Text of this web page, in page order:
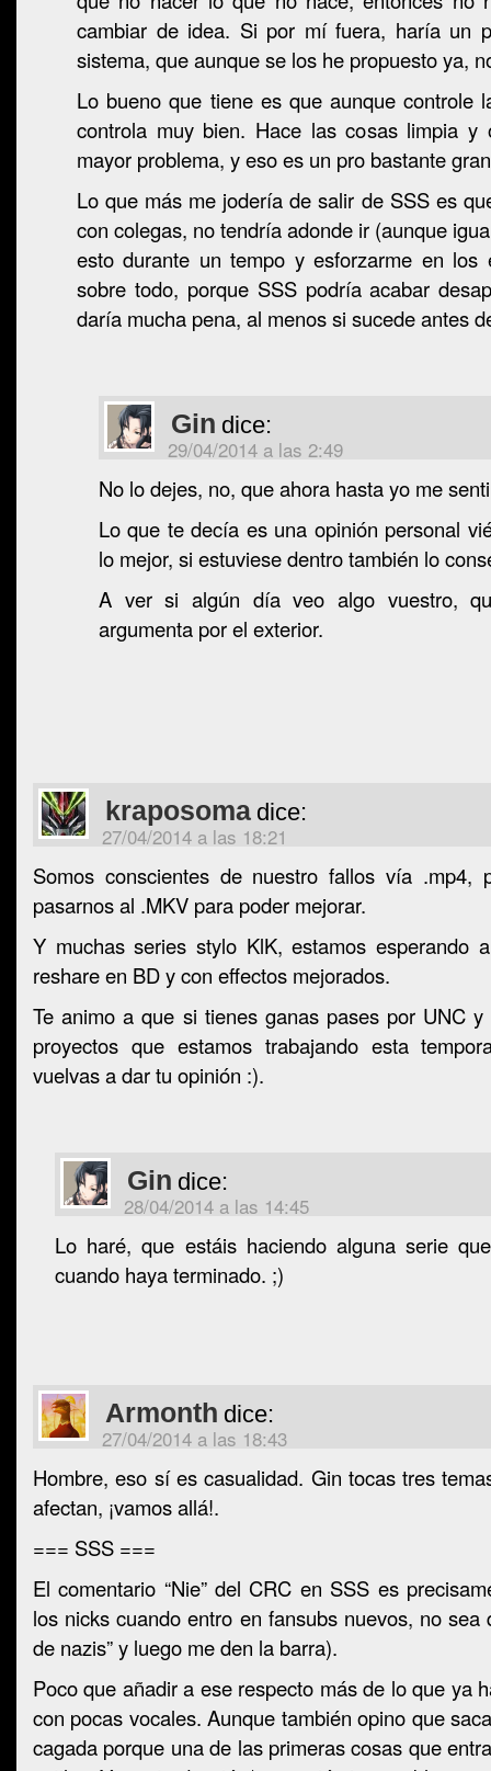
cambiar de idea. Si por mí fuera, haría un
sistema, que aunque se los he propuesto ya,
Lo bueno que tiene es que aunque controle
controla muy bien. Hace las cosas limpia y
mayor problema, y eso es un pro bastante
Lo que más me jodería de salir de SSS es
con colegas, no tendría adonde ir (aunque
esto durante un tempo y esforzarme en los
sobre todo, porque SSS podría acabar
daría mucha pena, al menos si sucede antes
Gin dice:
29/04/2014 a las 2:49
No lo dejes, no, que ahora hasta yo me
Lo que te decía es una opinión personal
lo mejor, si estuviese dentro también lo
A ver si algún día veo algo vuestro,
argumenta por el exterior.
kraposoma dice:
27/04/2014 a las 18:21
Somos conscientes de nuestro fallos vía .mp4,
pasarnos al .MKV para poder mejorar.
Y muchas series stylo KlK, estamos esperando
reshare en BD y con effectos mejorados.
Te animo a que si tienes ganas pases por UNC
proyectos que estamos trabajando esta
vuelvas a dar tu opinión :).
Gin dice:
28/04/2014 a las 14:45
Lo haré, que estáis haciendo alguna serie
cuando haya terminado. ;)
Armonth dice:
27/04/2014 a las 18:43
Hombre, eso sí es casualidad. Gin tocas tres
afectan, ¡vamos allá!.
=== SSS ===
El comentario “Nie” del CRC en SSS es
los nicks cuando entro en fansubs nuevos, no sea
de nazis” y luego me den la barra).
Poco que añadir a ese respecto más de lo que ya
con pocas vocales. Aunque también opino que
cagada porque una de las primeras cosas que